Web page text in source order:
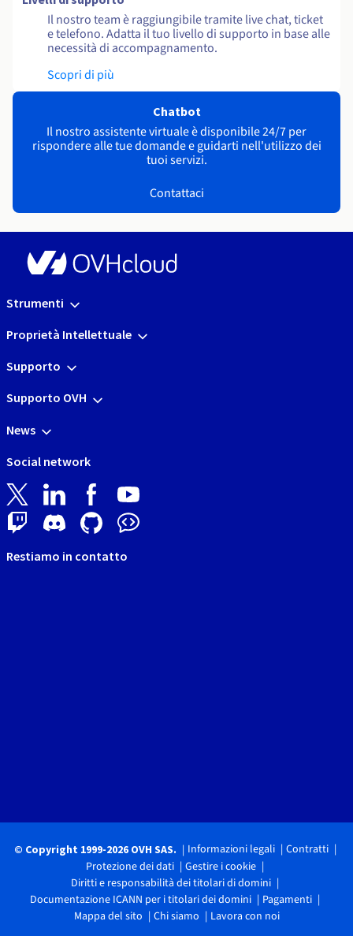
Il nostro team è raggiungibile tramite live chat, ticket
e telefono. Adatta il tuo livello di supporto in base alle
necessità di accompagnamento.
Scopri di più
Chatbot
Il nostro assistente virtuale è disponibile 24/7 per
rispondere alle tue domande e guidarti nell'utilizzo dei
tuoi servizi.
Contattaci
Strumenti
Proprietà Intellettuale
Supporto
Supporto OVH
News
Social network
Restiamo in contatto
© Copyright 1999-2026 OVH SAS. Informazioni legali
Contratti
Protezione dei dati
Gestire i cookie
Diritti e responsabilità dei titolari di domini
Documentazione ICANN per i titolari dei domini
Pagamenti
Mappa del sito
Chi siamo Lavora con noi